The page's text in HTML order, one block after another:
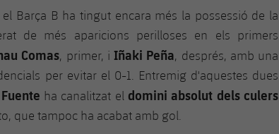
Barça B ha tingut encara més la possessió de la
de més aparicions perilloses en els primers
Comas, primer, iIñaki Peña, després, amb una
per evitar el 0-1. Entremig d'aquestes dues
ha canalitzat el domini absolut dels culers
que tampoc ha acabat amb gol.